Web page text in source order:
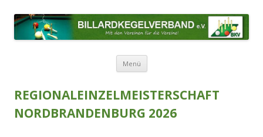
Menü Zum Inhalt springen
REGIONALEINZELMEISTERSCHAFT
NORDBRANDENBURG 2026